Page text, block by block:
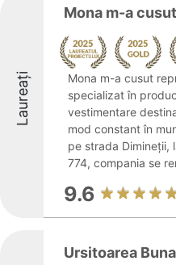
Laureați
Mona m-a cusut
Mona m-a cusut
specializat în
vestimentare
mod constant în
pe strada Dimineții,
774, compania se
9.6
Ursitoarea